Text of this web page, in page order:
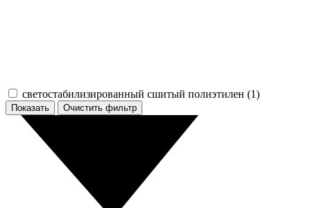
светостабилизированный сшитый полиэтилен (1)
Показать